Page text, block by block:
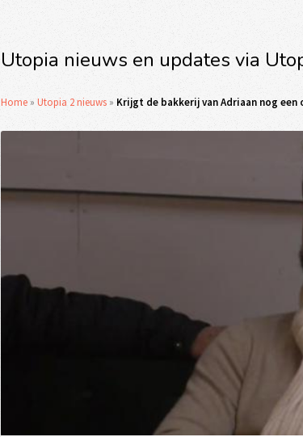
Utopia nieuws en updates via
Home » Utopia 2 nieuws » Krijgt de bakkerij van Adriaan nog een